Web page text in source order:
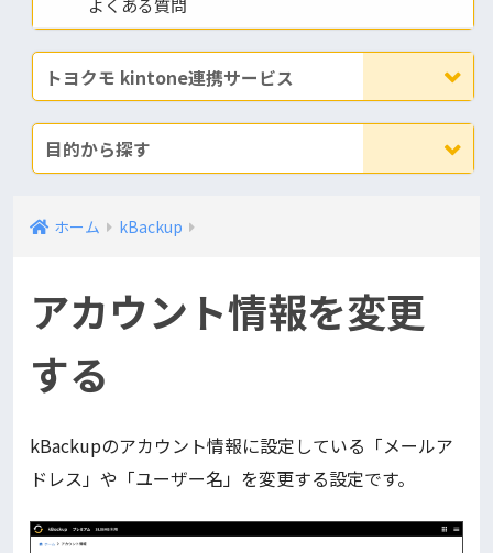
よくある質問
トヨクモ kintone連携サービス
目的から探す
ホーム kBackup
アカウント情報を変更
する
kBackupのアカウント情報に設定している「メールア
ドレス」や「ユーザー名」を変更する設定です。